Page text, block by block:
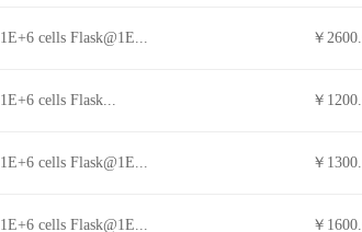
1E+6 cells Flask@1E... ￥
1E+6 cells Flask... ￥
1E+6 cells Flask@1E... ￥
1E+6 cells Flask@1E... ￥